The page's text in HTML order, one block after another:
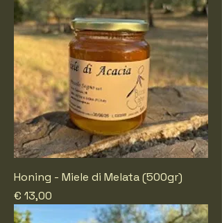
Honing - Miele di Melata (500gr)
Prijs
€ 13,00